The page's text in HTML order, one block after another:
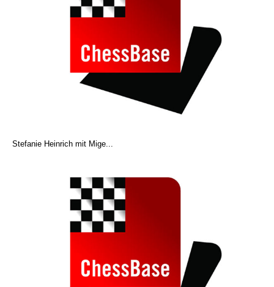
Stefanie Heinrich mit Mige...